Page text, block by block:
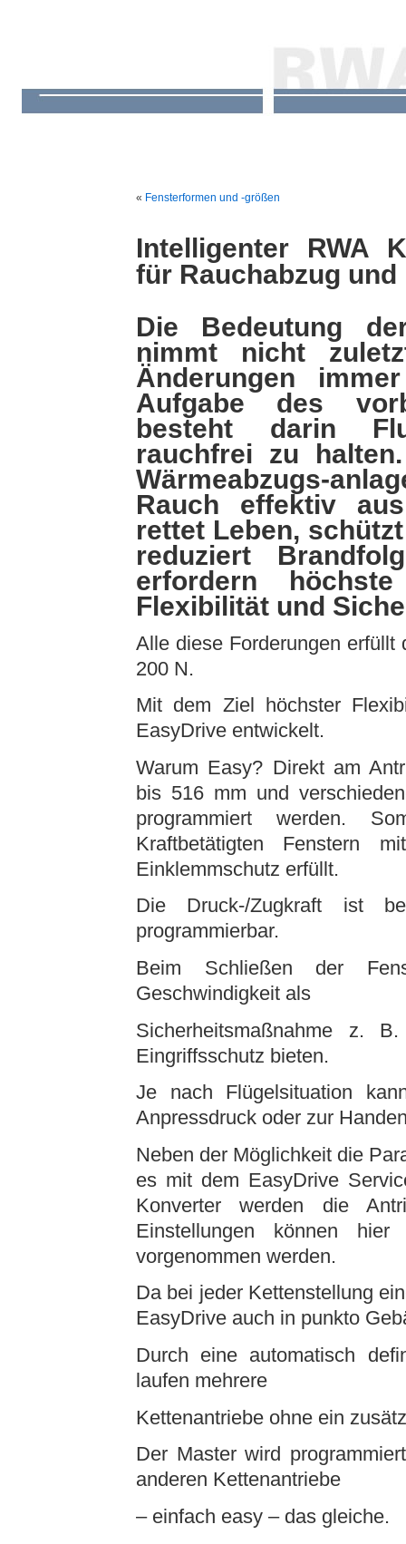
« Fensterformen und -größen
Intelligenter RWA
für Rauchabzug
Die Bedeutung
nimmt nicht
Änderungen
Aufgabe des
besteht darin
rauchfrei zu
Wärmeabzugs-
Rauch effektiv
rettet Leben,
reduziert
erfordern
Flexibilität und
Alle diese Forderungen erfüllt
200 N.
Mit dem Ziel höchster
EasyDrive entwickelt.
Warum Easy? Direkt am
bis 516 mm und
programmiert werden.
Kraftbetätigten Fenstern
Einklemmschutz erfüllt.
Die Druck-/Zugkraft ist
programmierbar.
Beim Schließen der
Geschwindigkeit als
Sicherheitsmaßnahme z.
Eingriffsschutz bieten.
Je nach Flügelsituation
Anpressdruck oder zur
Neben der Möglichkeit die
es mit dem EasyDrive
Konverter werden die
Einstellungen können
vorgenommen werden.
Da bei jeder Kettenstellung
EasyDrive auch in punkto
Durch eine automatisch
laufen mehrere
Kettenantriebe ohne ein
Der Master wird
anderen Kettenantriebe
– einfach easy – das gleiche.